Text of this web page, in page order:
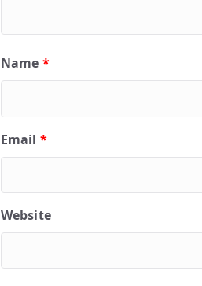
Name *
Email *
Website